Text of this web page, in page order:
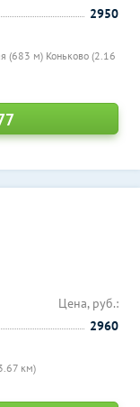
(683 м) Коньково (2.16
2950
км)
Цена, руб.:
2960